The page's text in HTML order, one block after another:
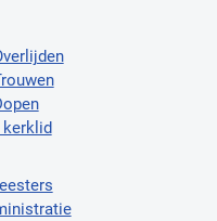
kerklid